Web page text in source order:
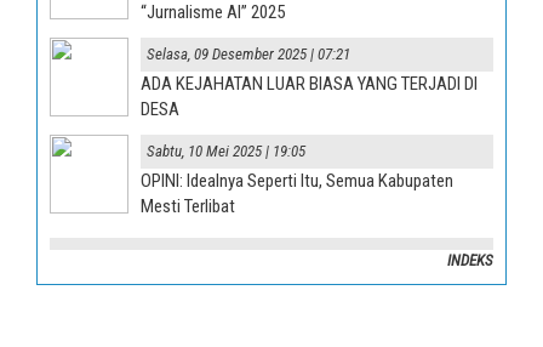
“Jurnalisme AI” 2025
Selasa, 09 Desember 2025 | 07:21
ADA KEJAHATAN LUAR BIASA YANG TERJADI DI
DESA
Sabtu, 10 Mei 2025 | 19:05
OPINI: Idealnya Seperti Itu, Semua Kabupaten
Mesti Terlibat
INDEKS